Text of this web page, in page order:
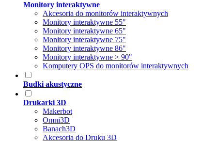
Monitory interaktywne
Akcesoria do monitorów interaktywnych
Monitory interaktywne 55"
Monitory interaktywne 65"
Monitory interaktywne 75"
Monitory interaktywne 86"
Monitory interaktywne > 90"
Komputery OPS do monitorów interaktywnych
Budki akustyczne
Drukarki 3D
Makerbot
Omni3D
Banach3D
Akcesoria do Druku 3D